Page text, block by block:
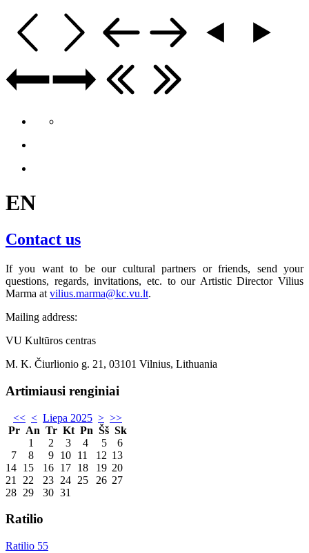
EN
Contact us
If you want to be our cultural partners or friends, send your
questions, regards, invitations, etc. to our Artistic Director Vilius
Marma at vilius.marma@kc.vu.lt.
Mailing address:
VU Kultūros centras
M. K. Čiurlionio g. 21, 03101 Vilnius, Lithuania
Artimiausi renginiai
<< < Liepa 2025 > >>
Pr An Tr Kt Pn Šš Sk
1
2 3 4 5
6
7
8 9 10 11 12 13
14 15 16 17 18 19 20
21
22 23 24 25 26 27
28 29 30 31
Ratilio
Ratilio 55